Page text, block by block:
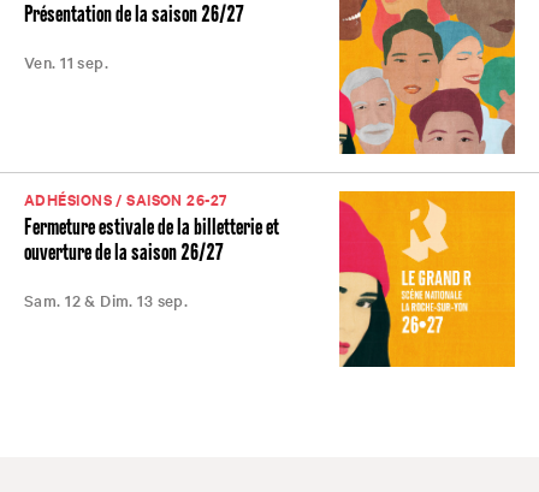
Présentation de la saison 26/27
Ven. 11 sep.
ADHÉSIONS / SAISON 26-27
Fermeture estivale de la billetterie et
ouverture de la saison 26/27
Sam. 12 & Dim. 13 sep.